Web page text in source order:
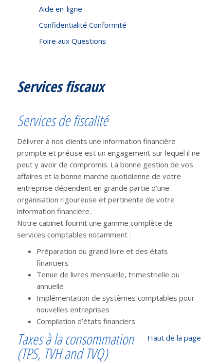
Aide en-ligne
Confidentialité Conformité
Foire aux Questions
Services fiscaux
Services de fiscalité
Délivrer à nos clients une information financière
prompte et précise est un engagement sur lequel il ne
peut y avoir de compromis. La bonne gestion de vos
affaires et la bonne marche quotidienne de votre
entreprise dépendent en grande partie d’une
organisation rigoureuse et pertinente de votre
information financière.
Notre cabinet fournit une gamme complète de
services comptables notamment :
Préparation du grand livre et des états
financiers
Tenue de livres mensuelle, trimestrielle ou
annuelle
Implémentation de systèmes comptables pour
nouvelles entreprises
Compilation d’états financiers
Haut de la page
Taxes à la consommation
(TPS, TVH and TVQ)